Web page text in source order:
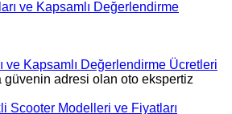
ve Kapsamlı Değerlendirme Ücretleri
güvenin adresi olan oto ekspertiz